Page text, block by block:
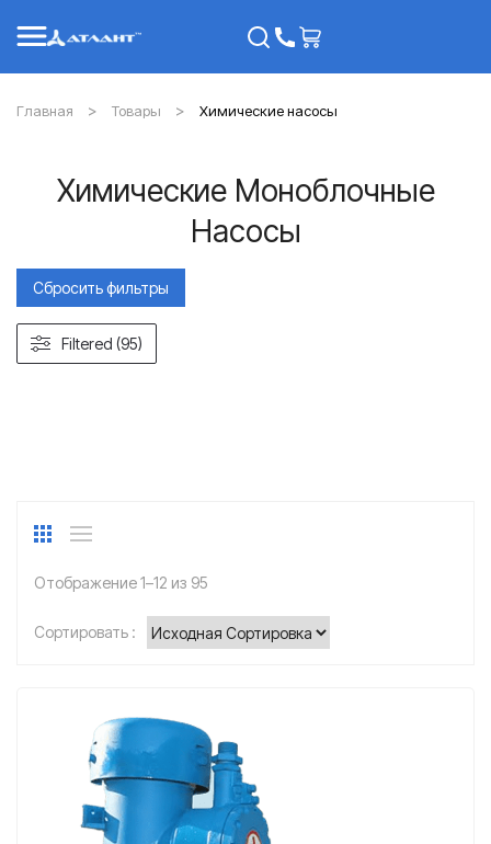
Главная Товары Химические насосы
Химические Моноблочные
Насосы
Отображение 1–12 из 95
Сортировать :
Сбросить фильтры
Filtered (95)